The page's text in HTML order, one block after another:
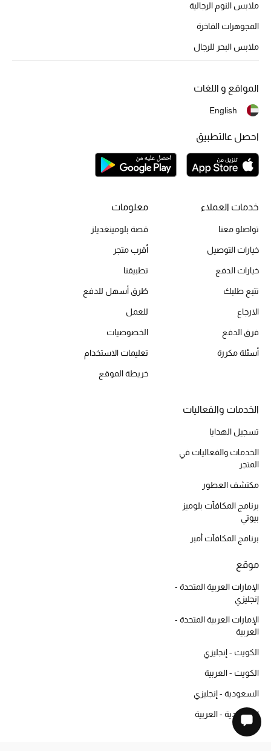
ملابس النوم الرجالية
المجوهرات الفاخرة
ملابس البحر للرجال
خدمات العملاء
تواصلو معنا
خيارات التوصيل
خيارات الدفع
تتبع طلبك
الارجاع
فرق الدفع
أسئلة مكررة
معلومات
قصة بلومينغديلز
أقرب متجر
تطبيقنا
طُرق أسهل للدفع
للعمل
الخصوصيات
تعليمات الاستخدام
خريطة الموقع
الخدمات والفعاليات
تسجيل الهدايا
الخدمات والفعاليات في
المتجر
مكتشف العطور
برنامج المكافآت بلوميز
بيوتي
برنامج المكافآت أمبر
موقع
الإمارات العربية المتحدة -
إنجليزي
الإمارات العربية المتحدة -
العربية
الكويت - إنجليزي
الكويت - العربية
السعودية - إنجليزي
السعودية - العربية
المواقع و اللغات
English
احصل عالتطبيق